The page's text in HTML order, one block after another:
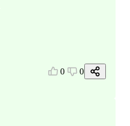
0 0